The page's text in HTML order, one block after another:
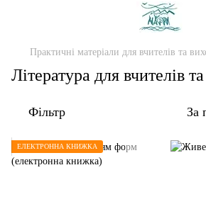
Практичні матеріали для вчителів та
Література для вчителів
Фільтр За
ЕЛЕКТРОННА КНИЖКА